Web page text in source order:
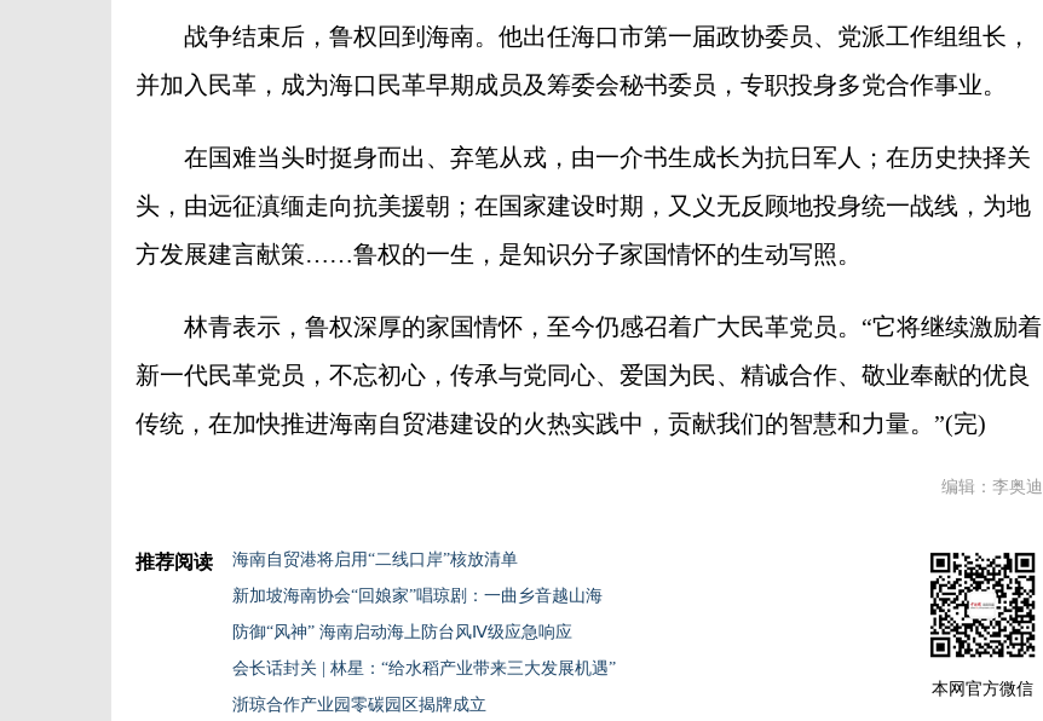
战争结束后，鲁权回到海南。他出任海口市第一届政协委员、党派工作组组长，
并加入民革，成为海口民革早期成员及筹委会秘书委员，专职投身多党合作事业。
在国难当头时挺身而出、弃笔从戎，由一介书生成长为抗日军人；在历史抉择关
头，由远征滇缅走向抗美援朝；在国家建设时期，又义无反顾地投身统一战线，为地
方发展建言献策……鲁权的一生，是知识分子家国情怀的生动写照。
林青表示，鲁权深厚的家国情怀，至今仍感召着广大民革党员。“它将继续激励着
新一代民革党员，不忘初心，传承与党同心、爱国为民、精诚合作、敬业奉献的优良
传统，在加快推进海南自贸港建设的火热实践中，贡献我们的智慧和力量。”(完)
编辑：李奥迪
推荐阅读
海南自贸港将启用“二线口岸”核放清单
新加坡海南协会“回娘家”唱琼剧：一曲乡音越山海
防御“风神” 海南启动海上防台风Ⅳ级应急响应
会长话封关 | 林星：“给水稻产业带来三大发展机遇”
浙琼合作产业园零碳园区揭牌成立
本网官方微信